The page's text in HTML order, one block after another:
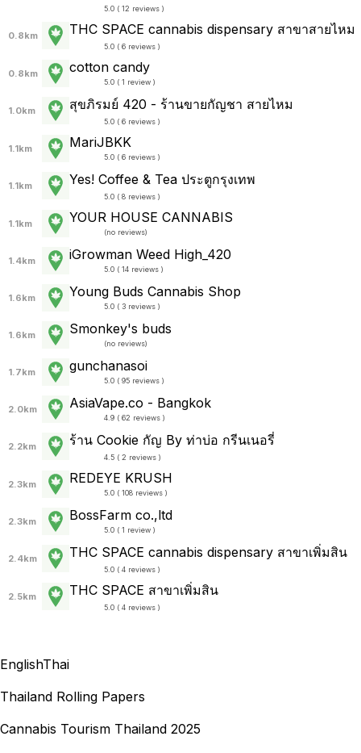
5.0 ( 12 reviews )
0.8km THC SPACE cannabis dispensary สาขาสายไหม
5.0 ( 6 reviews )
0.8km cotton candy
5.0 ( 1 review )
1.0km สุขภิรมย์ 420 - ร้านขายกัญชา สายไหม
5.0 ( 6 reviews )
1.1km MariJBKK
5.0 ( 6 reviews )
1.1km Yes! Coffee & Tea ประตูกรุงเทพ
5.0 ( 8 reviews )
1.1km YOUR HOUSE CANNABIS
(no reviews)
1.4km iGrowman Weed High_420
5.0 ( 14 reviews )
1.6km Young Buds Cannabis Shop
5.0 ( 3 reviews )
1.6km Smonkey's buds
(no reviews)
1.7km gunchanasoi
5.0 ( 95 reviews )
2.0km AsiaVape.co - Bangkok
4.9 ( 62 reviews )
2.2km ร้าน Cookie กัญ By ท่าบ่อ กรีนเนอรี่
4.5 ( 2 reviews )
2.3km REDEYE KRUSH
5.0 ( 108 reviews )
2.3km BossFarm co.,ltd
5.0 ( 1 review )
2.4km THC SPACE cannabis dispensary สาขาเพิ่มสิน
5.0 ( 4 reviews )
2.5km THC SPACE สาขาเพิ่มสิน
5.0 ( 4 reviews )
EnglishThai
Thailand Rolling Papers
Cannabis Tourism Thailand 2025